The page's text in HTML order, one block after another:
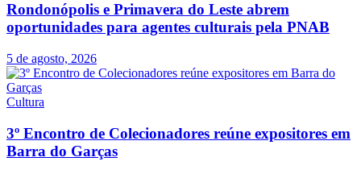
Rondonópolis e Primavera do Leste abrem
oportunidades para agentes culturais pela PNAB
5 de agosto, 2026
Cultura
3º Encontro de Colecionadores reúne expositores em
Barra do Garças